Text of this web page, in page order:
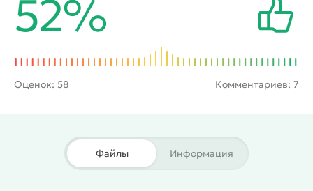
оборудование и декорировать помещения, чтобы
посетители чувствовали себя комфортно во время
52%
Оценок: 58 Комментариев: 7
Файлы Информация